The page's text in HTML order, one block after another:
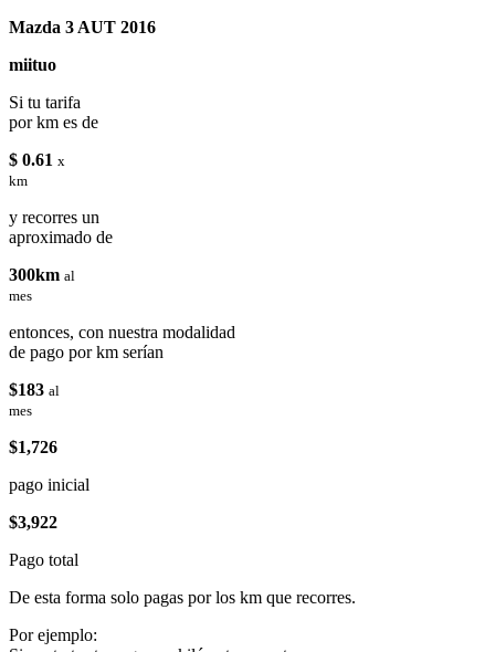
Mazda 3 AUT 2016
miituo
Si tu tarifa
por km es de
$ 0.61 x
km
y recorres un
aproximado de
300km al
mes
entonces, con nuestra modalidad
de pago por km serían
$183 al
mes
$1,726
pago inicial
$3,922
Pago total
De esta forma solo pagas por los km que recorres.
Por ejemplo: